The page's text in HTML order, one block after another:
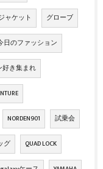
ャケット グローブ
日のファッション
好き集まれ
NORDEN901 試乗会
グ QUAD LOCK